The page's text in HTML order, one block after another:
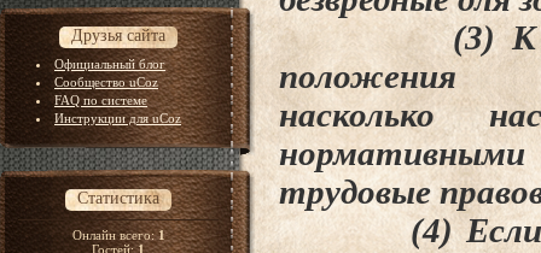
Друзья сайта
Официальный блог
Сообщество uCoz
FAQ по системе
Инструкции для uCoz
Статистика
Онлайн всего:1
Гостей:1
(3) К
насколько
трудовые
(4) Если